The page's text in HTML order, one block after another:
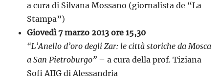
a cura di Silvana Mossano (giornalista de “La
Stampa”)
Giovedì 7 marzo 2013 ore 15,30
“L’Anello d’oro degli Zar: le città storiche da Mosca
a San Pietroburgo” – a cura della prof. Tiziana
Sofi AIIG di Alessandria